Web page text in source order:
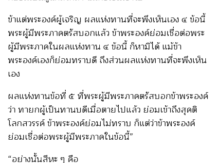
ข้าแต่พระองค์ผู้เจริญ ผลแห่งทานที่จะพึงเห็นเอง ๔ ข้อนี้
พระผู้มีพระภาคตรัสบอกแล้ว ข้าพระองค์ย่อมเชื่อต่อพระ
ผู้มีพระภาคในผลแห่งทาน ๔ ข้อนี้ ก็หามิได้ แม้ข้า
พระองค์เองก็ย่อมทราบดี ถึงส่วนผลแห่งทานที่จะพึงเห็น
เอง
ผลแห่งทานข้อที่ ๕ ที่พระผู้มีพระภาคตรัสบอกข้าพระองค์
ว่า ทายกผู้เป็นทานบดีเมื่อตายไปแล้ว ย่อมเข้าถึงสุคติ
โลกสวรรค์ ข้าพระองค์ย่อมไม่ทราบ ก็แต่ว่าข้าพระองค์
ย่อมเชื่อต่อพระผู้มีพระภาคในข้อนี้”
“อย่างนั้นสีหะ ๆ คือ